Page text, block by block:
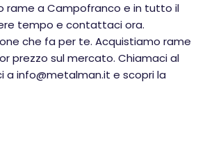
rame a Campofranco e in tutto il
tempo e contattaci ora.
che fa per te. Acquistiamo rame
prezzo sul mercato. Chiamaci al
a info@metalman.it e scopri la